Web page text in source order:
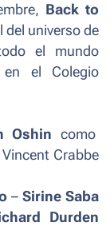
Back to
del universo de
el mundo
el Colegio
Oshin como
Crabbe
– Sirine Saba
Durden